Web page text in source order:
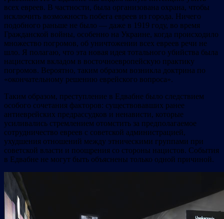
всех евреев. В частности, была организована охрана, чтобы
исключить возможность побега евреев из города. Ничего
подобного раньше не было — даже в 1919 году, во время
Гражданской войны, особенно на Украине, когда происходило
множество погромов, об уничтожении всех евреев речи не
шло. Я полагаю, что эта новая идея тотального убийства была
нацистским вкладом в восточноевропейскую практику
погромов. Вероятно, таким образом возникла доктрина по
«окончательному решению еврейского вопроса».
Таким образом, преступление в Едвабне было следствием
особого сочетания факторов: существовавших ранее
антиеврейских предрассудков и ненависти, которые
усиливались стремлением отомстить за предполагаемое
сотрудничество евреев с советской администрацией,
ухудшения отношений между этническими группами при
советской власти и поощрения со стороны нацистов. События
в Едвабне не могут быть объяснены только одной причиной.